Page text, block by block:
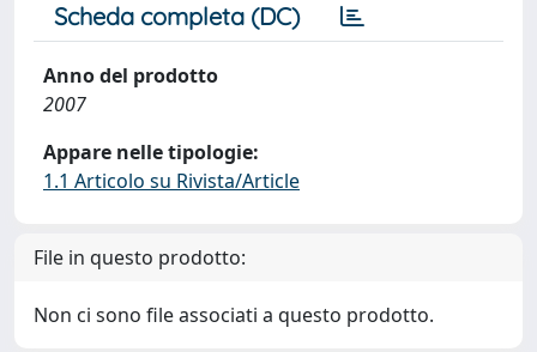
Scheda completa (DC)
Anno del prodotto
2007
Appare nelle tipologie:
1.1 Articolo su Rivista/Article
File in questo prodotto:
Non ci sono file associati a questo prodotto.